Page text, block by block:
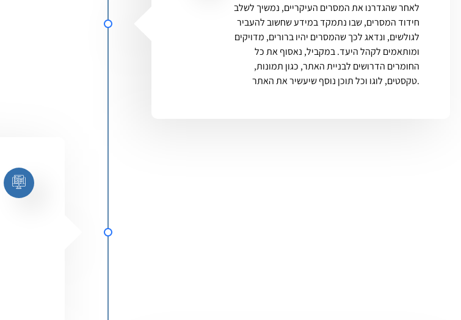
לאחר שהגדרנו את המסרים העיקריים, נמשיך לשלב
חידוד המסרים, שבו נתמקד במידע שחשוב להעביר
לגולשים, ונדאג לכך שהמסרים יהיו ברורים, מדויקים
ומותאמים לקהל היעד. במקביל, נאסוף את כל
החומרים הדרושים לבניית האתר, כגון תמונות,
טקסטים, לוגו וכל תוכן נוסף שיעשיר את האתר.